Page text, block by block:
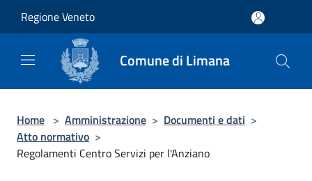
Regione Veneto
Comune di Limana
Home > Amministrazione > Documenti e dati >
Atto normativo >
Regolamenti Centro Servizi per l'Anziano